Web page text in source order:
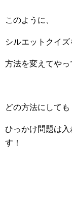
このように、
シルエットクイ
方法を変えてやっ
どの方法にしても
ひっかけ問題は
す！